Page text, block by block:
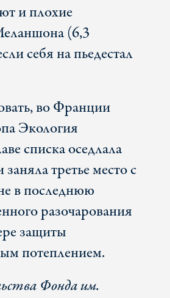
и плохие
(6,3
себя на пьедестал
во Франции
Экология
списка оседлала
третье место с
в последнюю
разочарования
защиты
потеплением.
Фонда им.